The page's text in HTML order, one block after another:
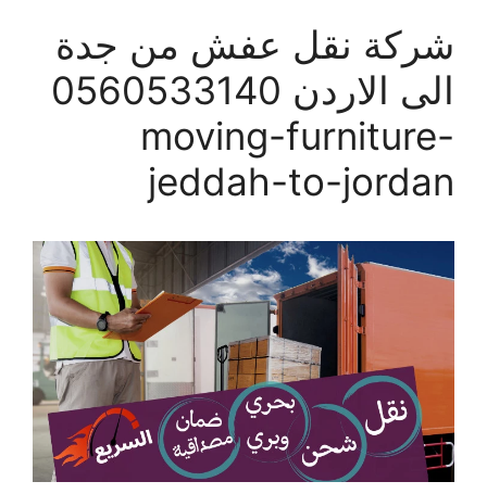
شركة نقل عفش من جدة
الى الاردن 0560533140
moving-furniture-
jeddah-to-jordan